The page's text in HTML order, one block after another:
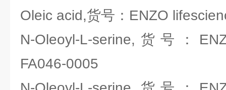
Oleic acid,货号：ENZO
N-Oleoyl-L-serine,货号：
FA046-0005